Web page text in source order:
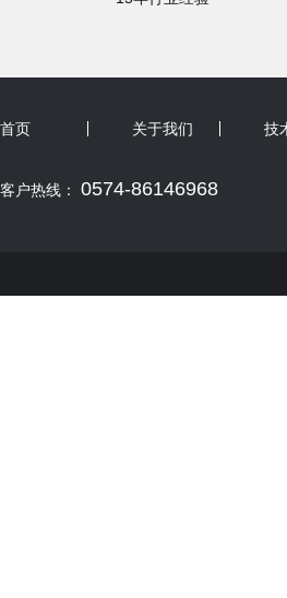
首页 关于我们 技
客户热线： 0574-86146968